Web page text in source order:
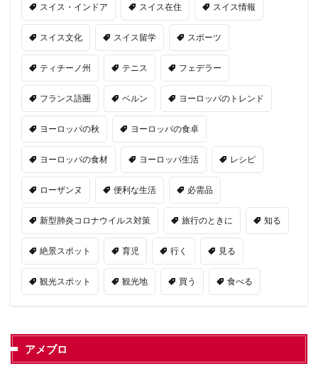
スイス・インドア スイス在住 スイス情報
スイス文化 スイス留学 スポーツ
ティチーノ州 テニス フェデラー
フランス語圏 ベルン ヨーロッパのトレンド
ヨーロッパの秋 ヨーロッパの食卓
ヨーロッパの食材 ヨーロッパ生活 レシピ
ローザンヌ 便利な生活 必需品
新型肺炎コロナウイルス対策 旅行のときに 知る
絶景スポット 育児 行く 見る
観光スポット 観光地 買う 食べる
アメブロ